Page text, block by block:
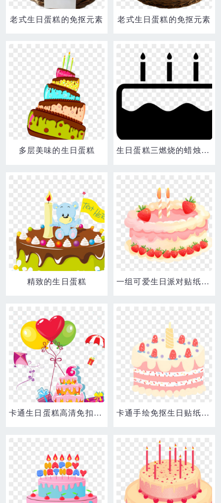
老式生日蛋糕的免抠元素 老式生日蛋糕的免抠元素
多层美味的生日蛋糕 生日蛋糕三燃烧的蜡烛图标
精致的生日蛋糕 一组可爱生日派对贴纸套图合集之生日蛋糕素材
卡通生日蛋糕高清免扣素材 卡通手绘免抠生日贴纸之生日蛋糕元素